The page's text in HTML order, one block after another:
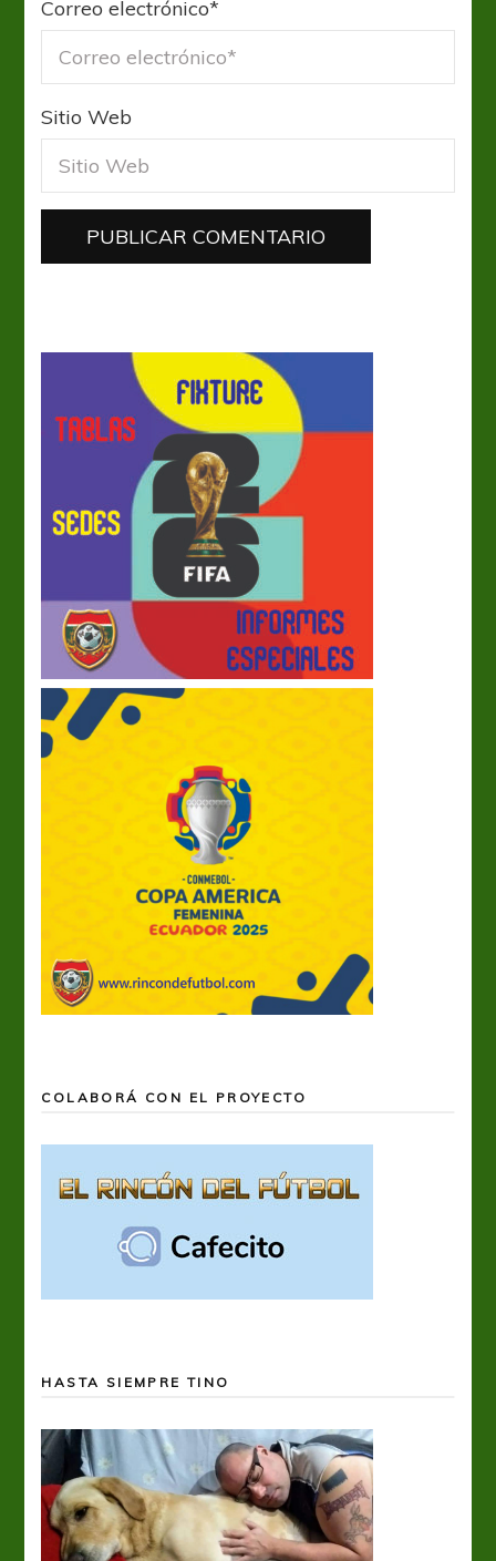
Correo electrónico*
Sitio Web
COLABORÁ CON EL PROYECTO
HASTA SIEMPRE TINO